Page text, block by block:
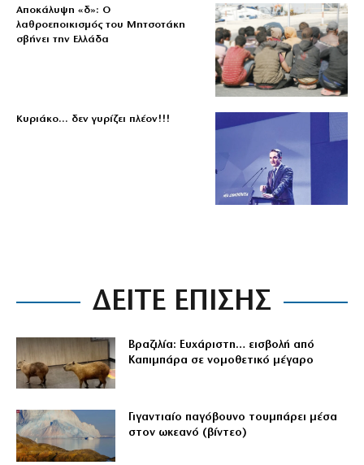
Αποκάλυψη «δ»: Ο
λαθροεποικισμός του Μητσοτάκη
σβήνει την Ελλάδα
Κυριάκο… δεν γυρίζει πλέον!!!
ΔΕΙΤΕ ΕΠΙΣΗΣ
Βραζιλία: Ευχάριστη… εισβολή από
Καπιμπάρα σε νομοθετικό μέγαρο
Γιγαντιαίο παγόβουνο τουμπάρει μέσα
στον ωκεανό (βίντεο)